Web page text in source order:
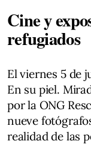
Cine y
refugiados
El viernes 5 de
En su piel.
por la ONG
nueve
realidad de las